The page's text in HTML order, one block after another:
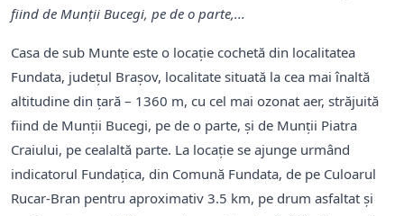
fiind de Munții Bucegi, pe de o parte,...
Casa de sub Munte este o locaţie cochetă din localitatea
Fundata, județul Brașov, localitate situată la cea mai înaltă
altitudine din ţară – 1360 m, cu cel mai ozonat aer, străjuită
fiind de Munții Bucegi, pe de o parte, şi de Munţii Piatra
Craiului, pe cealaltă parte. La locaţie se ajunge urmând
indicatorul Fundațica, din Comună Fundata, de pe Culoarul
Rucar-Bran pentru aproximativ 3.5 km, pe drum asfaltat şi